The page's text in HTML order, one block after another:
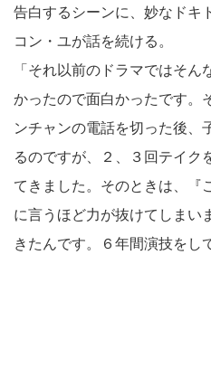
告白するシーンに、妙なドキ
コン・ユが話を続ける。
「それ以前のドラマではそ
かったので面白かったです。
ンチャンの電話を切った後、
るのですが、２、３回テイク
てきました。そのときは、『
に言うほど力が抜けてしまい
きたんです。６年間演技をし